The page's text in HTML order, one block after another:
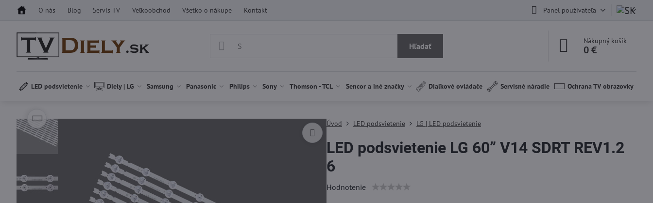
O nás Blog Servis TV Veľkoobchod Všetko o nákupe Kontakt Panel používateľa
Hľadať
Nákupný košík
0 €
LED podsvietenie Diely | LG Samsung Panasonic Philips Sony Thomson - TCL Sencor a iné značky Diaľkové ovládače Servisné náradie Ochrana TV obrazovky
Úvod LED podsvietenie LG | LED podsvietenie
LED podsvietenie LG 60” V14 SDRT REV1.2
6
Hodnotenie